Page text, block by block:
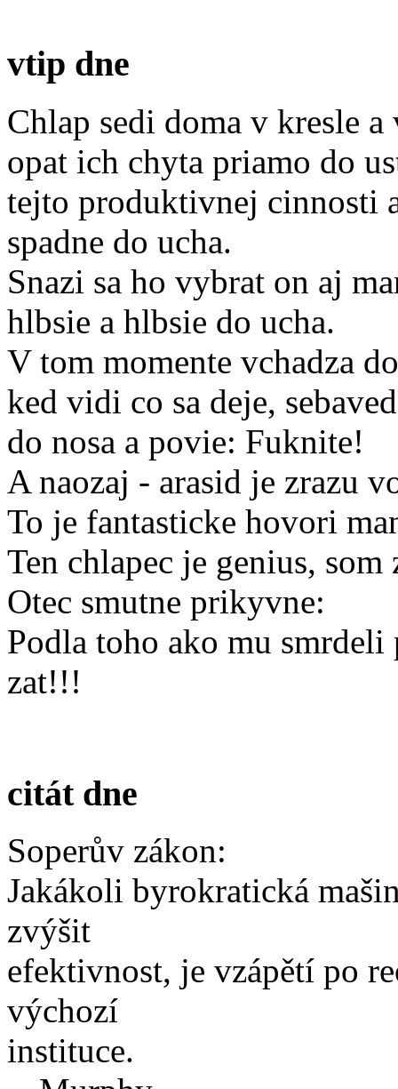
vtip dne
Chlap sedi doma v kresle
opat ich chyta priamo do
tejto produktivnej cinnosti
spadne do ucha.
Snazi sa ho vybrat on aj
hlbsie a hlbsie do ucha.
V tom momente vchadza
ked vidi co sa deje,
do nosa a povie: Fuknite!
A naozaj - arasid je zrazu
To je fantasticke hovori
Ten chlapec je genius, som
Otec smutne prikyvne:
Podla toho ako mu smrdeli
zat!!!
citát dne
Soperův zákon:
Jakákoli byrokratická
zvýšit
efektivnost, je vzápětí po
výchozí
instituce.